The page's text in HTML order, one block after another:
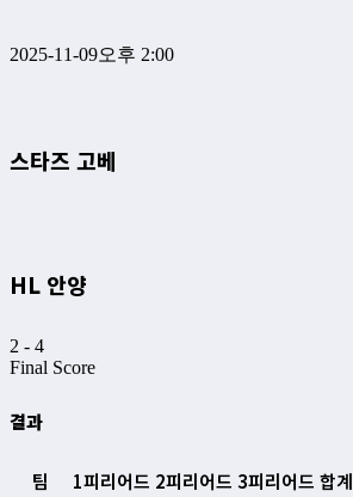
2025-11-09오후 2:00
스타즈 고베
HL 안양
2 - 4
Final Score
결과
팀 1피리어드 2피리어드 3피리어드 합계